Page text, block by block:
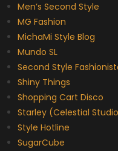
Men’s Second Style
MG Fashion
MichaMi Style Blog
Mundo SL
Second Style
Shiny Things
Shopping Cart Disco
Starley (Celestial
Style Hotline
SugarCube